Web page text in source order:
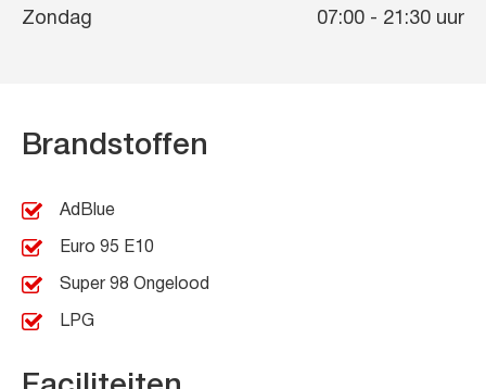
Zondag
07:00 - 21:30 uur
Brandstoffen
AdBlue
Euro 95 E10
Super 98 Ongelood
LPG